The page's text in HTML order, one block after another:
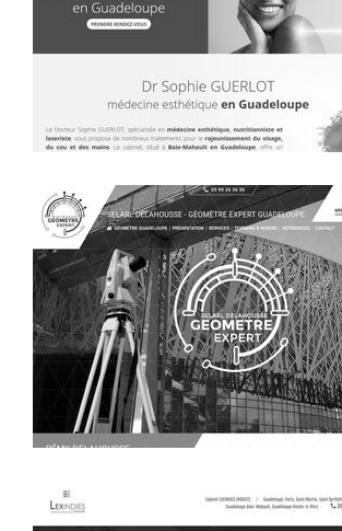
~388€/mois économisés d'annonces commerciales
~292€/mois économisés d'annonces commerciales